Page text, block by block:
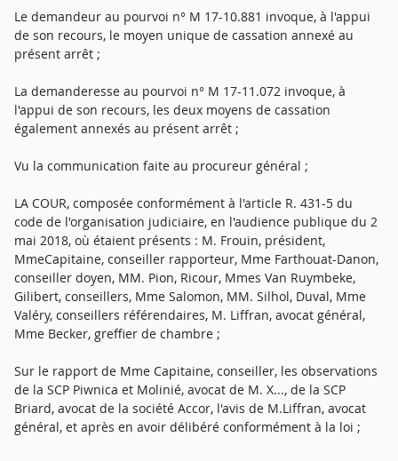
Le demandeur au pourvoi n° M 17-10.881 invoque, à l'appui
de son recours, le moyen unique de cassation annexé au
présent arrêt ;
La demanderesse au pourvoi n° M 17-11.072 invoque, à
l'appui de son recours, les deux moyens de cassation
également annexés au présent arrêt ;
Vu la communication faite au procureur général ;
LA COUR, composée conformément à l'article R. 431-5 du
code de l'organisation judiciaire, en l'audience publique du 2
mai 2018, où étaient présents : M. Frouin, président,
MmeCapitaine, conseiller rapporteur, Mme Farthouat-Danon,
conseiller doyen, MM. Pion, Ricour, Mmes Van Ruymbeke,
Gilibert, conseillers, Mme Salomon, MM. Silhol, Duval, Mme
Valéry, conseillers référendaires, M. Liffran, avocat général,
Mme Becker, greffier de chambre ;
Sur le rapport de Mme Capitaine, conseiller, les observations
de la SCP Piwnica et Molinié, avocat de M. X..., de la SCP
Briard, avocat de la société Accor, l'avis de M.Liffran, avocat
général, et après en avoir délibéré conformément à la loi ;